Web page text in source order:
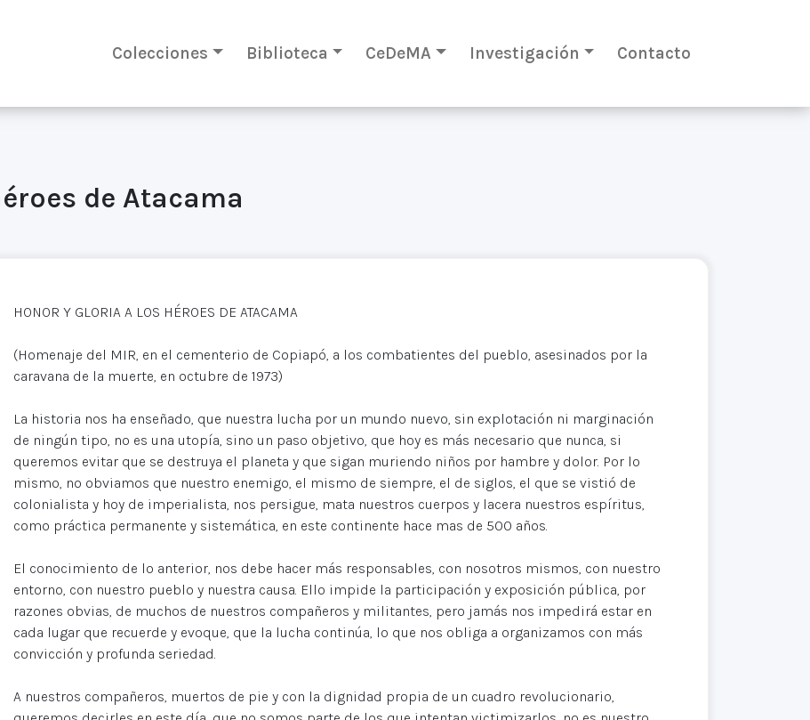
Colecciones Biblioteca CeDeMA Investigación Contacto
de Atacama
HONOR Y GLORIA A LOS HÉROES DE ATACAMA
(Homenaje del MIR, en el cementerio de Copiapó, a los combatientes del pueblo, asesinados por la
caravana de la muerte, en octubre de 1973)
La historia nos ha enseñado, que nuestra lucha por un mundo nuevo, sin explotación ni marginación
de ningún tipo, no es una utopía, sino un paso objetivo, que hoy es más necesario que nunca, si
queremos evitar que se destruya el planeta y que sigan muriendo niños por hambre y dolor. Por lo
mismo, no obviamos que nuestro enemigo, el mismo de siempre, el de siglos, el que se vistió de
colonialista y hoy de imperialista, nos persigue, mata nuestros cuerpos y lacera nuestros espíritus,
como práctica permanente y sistemática, en este continente hace mas de 500 años.
El conocimiento de lo anterior, nos debe hacer más responsables, con nosotros mismos, con nuestro
entorno, con nuestro pueblo y nuestra causa. Ello impide la participación y exposición pública, por
razones obvias, de muchos de nuestros compañeros y militantes, pero jamás nos impedirá estar en
cada lugar que recuerde y evoque, que la lucha continúa, lo que nos obliga a organizamos con más
convicción y profunda seriedad.
A nuestros compañeros, muertos de pie y con la dignidad propia de un cuadro revolucionario,